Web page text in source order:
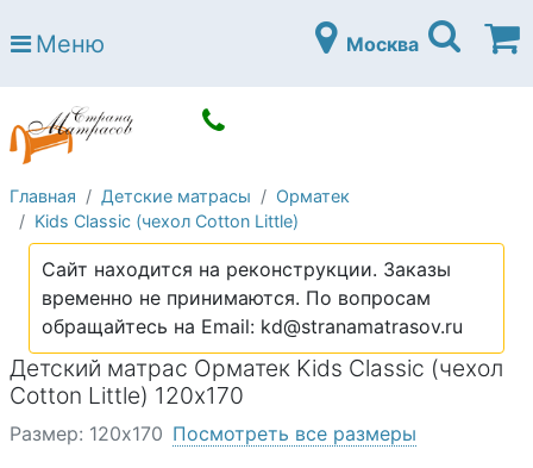
Страна матрасов
Open submenu (Матрасы)
Open submenu (Кровати)
Кровати
Open submenu (Аксессуары)
Open submenu (Диваны)
Диваны
Open submenu (Постельное белье)
Постельное белье
Open submenu (Мебель)
Мебель
Open submenu (Основания)
Основания
Open submenu (Детские матрасы)
Детские матрасы
Open submenu (Детские кровати)
Детские кровати
Меню Москва
Главная Детские матрасы
Орматек
Kids Classic (чехол Cotton Little)
Сайт находится на реконструкции. Заказы
временно не принимаются. По вопросам
обращайтесь на Email: kd@stranamatrasov.ru
Детский матрас Орматек Kids Classic (чехол
Cotton Little) 120х170
Размер: 120х170 Посмотреть все размеры